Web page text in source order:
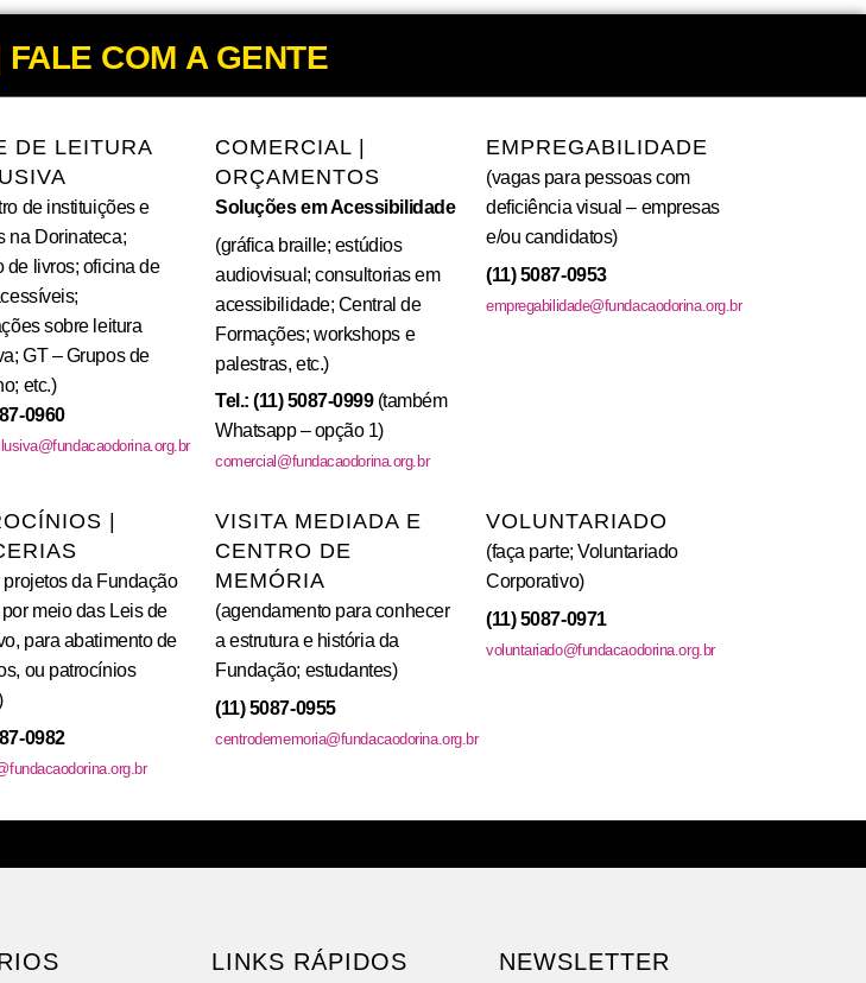
FALE COM A GENTE
DE LEITURA
de instituições e
na Dorinateca;
de livros; oficina de
sobre leitura
GT – Grupos de
etc.)
0960
COMERCIAL |
ORÇAMENTOS
Soluções em Acessibilidade
(gráfica braille; estúdios
audiovisual; consultorias em
acessibilidade; Central de
Formações; workshops e
palestras, etc.)
Tel.: (11) 5087-0999(também
Whatsapp – opção 1)
comercial@fundacaodorina.org.br
EMPREGABILIDADE
(vagas para pessoas com
deficiência visual – empresas
e/ou candidatos)
(11) 5087-0953
empregabilidade@fundacaodorina.org.br
|
projetos da Fundação
meio das Leis de
para abatimento de
ou patrocínios
0982
VISITA MEDIADA E
CENTRO DE
MEMÓRIA
(agendamento para conhecer
a estrutura e história da
Fundação; estudantes)
(11) 5087-0955
centrodememoria@fundacaodorina.org.br
VOLUNTARIADO
(faça parte; Voluntariado
Corporativo)
(11) 5087-0971
voluntariado@fundacaodorina.org.br
LINKS RÁPIDOS NEWSLETTER